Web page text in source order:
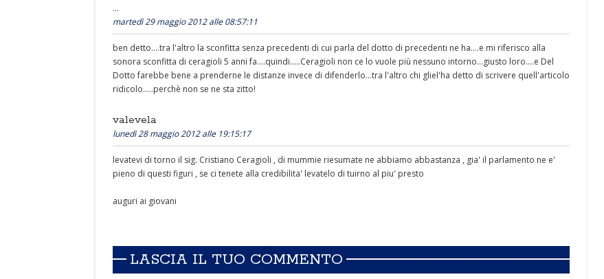
...
martedì 29 maggio 2012 alle 08:57:11
ben detto....tra l'altro la sconfitta senza precedenti di cui parla del dotto di precedenti ne ha....e mi riferisco alla
sonora sconfitta di ceragioli 5 anni fa....quindi.....Ceragioli non ce lo vuole più nessuno intorno...giusto loro....e Del
Dotto farebbe bene a prenderne le distanze invece di difenderlo...tra l'altro chi gliel'ha detto di scrivere quell'articolo
ridicolo.....perchè non se ne sta zitto!
valevela
lunedì 28 maggio 2012 alle 19:15:17
levatevi di torno il sig. Cristiano Ceragioli , di mummie riesumate ne abbiamo abbastanza , gia' il parlamento ne e'
pieno di questi figuri , se ci tenete alla credibilita' levatelo di tuirno al piu' presto
auguri ai giovani
LASCIA IL TUO COMMENTO